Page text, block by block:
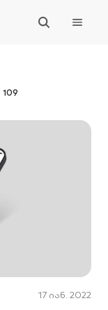
109
17 იან. 2022